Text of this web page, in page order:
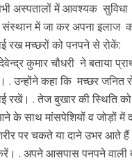
अस्पतालों में आवश्यक सुविधा
संस्थान में जा कर अपना इलाज
रख मच्छरों को पनपने से रोकें:
कुमार चौधरी ने बताया
. उन्होंने कहा कि मच्छर
रखें। . तेज बुखार की स्थिति
के साथ मांसपेशियों व जोड़ों
पर चकते या दाने उभर आते
. अपने आसपास पनपने वाली